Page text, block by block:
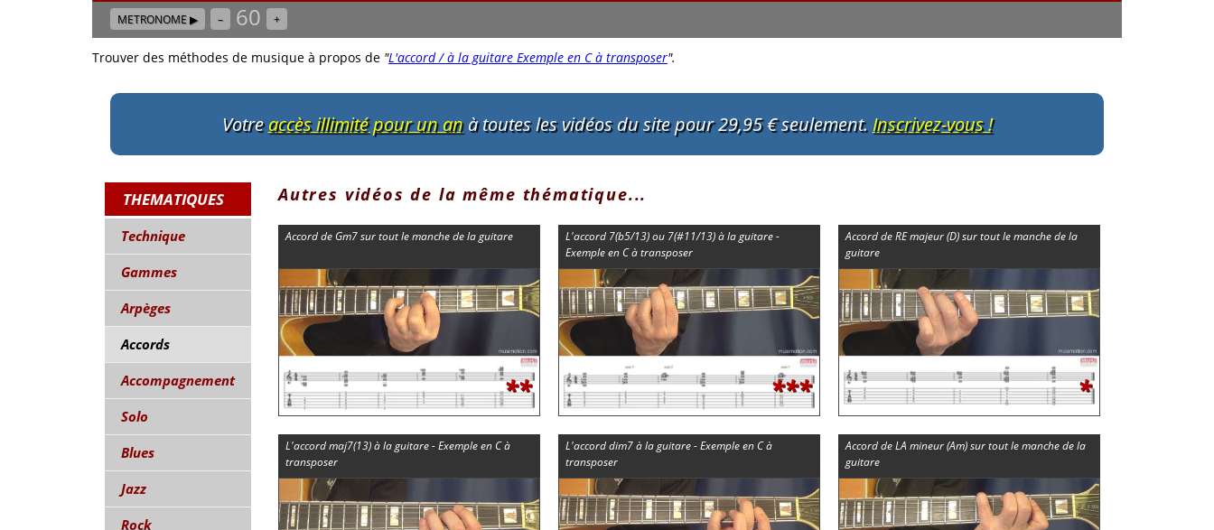
METRONOME ▶ – 60 +
Trouver des méthodes de musique à propos de "L'accord / à la guitare Exemple en C à transposer".
Votreaccès illimité pour un anà toutes les vidéos du site pour 29,95 € seulement. Inscrivez-vous !
THEMATIQUES
Technique
Gammes
Arpèges
Accords
Accompagnement
Solo
Blues
Jazz
Rock
Autres vidéos de la même thématique...
Accord de Gm7 sur tout le manche de la guitare
**
L'accord 7(b5/13) ou 7(#11/13) à la guitare -
Exemple en C à transposer
***
Accord de RE majeur (D) sur tout le manche de la
guitare
*
L'accord maj7(13) à la guitare - Exemple en C à
transposer
L'accord dim7 à la guitare - Exemple en C à
transposer
Accord de LA mineur (Am) sur tout le manche de la
guitare